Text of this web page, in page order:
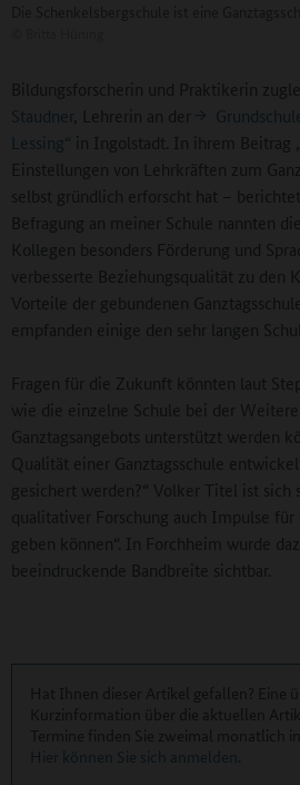
Bildungsforscherin und Praktikerin
Staudner , Lehrerin an der
Lessing“ in Ingolstadt. In ihrem Beitrag
Einstellungen von Lehrkräften zum
selbst gründlich erforscht hat –
Befragung an meiner Schule nannten
Kollegen besonders Förderung und
verbesserte Beziehungsqualität zu den
Vorteile der gebundenen
empfanden einige den sehr langen
Fragen für die Zukunft könnten laut
wie die einzelne Schule bei der
Ganztagsangebots unterstützt werden
Qualität einer Ganztagsschule
gesichert werden?“ Volker Titel ist sich
qualitativer Forschung auch Impulse
geben können“. In Forchheim wurde
beeindruckende Bandbreite sichtbar.
Hier können Sie sich anmelden